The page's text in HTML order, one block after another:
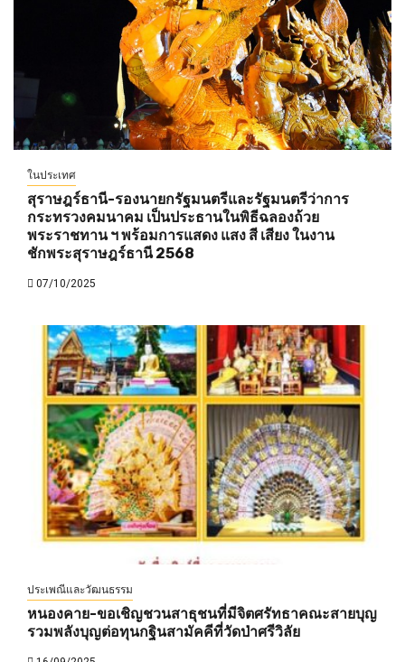
ในประเทศ
สุราษฎร์ธานี-รองนายกรัฐมนตรีและรัฐมนตรีว่าการ
กระทรวงคมนาคม เป็นประธานในพิธีฉลองถ้วย
พระราชทาน ฯ พร้อมการแสดง แสง สี เสียง ในงาน
ชักพระสุราษฎร์ธานี 2568
07/10/2025
ประเพณีและวัฒนธรรม
หนองคาย-ขอเชิญชวนสาธุชนที่มีจิตศรัทธาคณะสายบุญ
รวมพลังบุญต่อทุนกฐินสามัคคีที่วัดป่าศรีวิลัย